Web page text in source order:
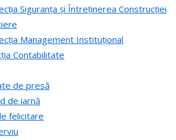
Siguranța și Întreținerea Construcției
Management Instituțional
Contabilitate
de presă
de iarnă
felicitare